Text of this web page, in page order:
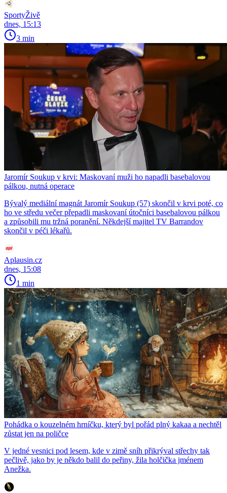
SportyŽivě
dnes, 15:13
3 min
Jaromír Soukup v krvi: Maskovaní muži ho napadli basebalovou
pálkou, nutná operace
Bývalý mediální magnát Jaromír Soukup (57) skončil v krvi poté, co
ho ve středu večer přepadli maskovaní útočníci basebalovou pálkou
a způsobili mu tržná poranění. Někdejší majitel TV Barrandov
skončil v péči lékařů.
Aplausin.cz
dnes, 15:08
1 min
Pohádka o kouzelném hrníčku, který byl pořád plný kakaa a nechtěl
zůstat jen na poličce
V jedné vesnici pod lesem, kde v zimě sníh přikrýval střechy tak
pečlivě, jako by je někdo balil do peřiny, žila holčička jménem
Anežka.